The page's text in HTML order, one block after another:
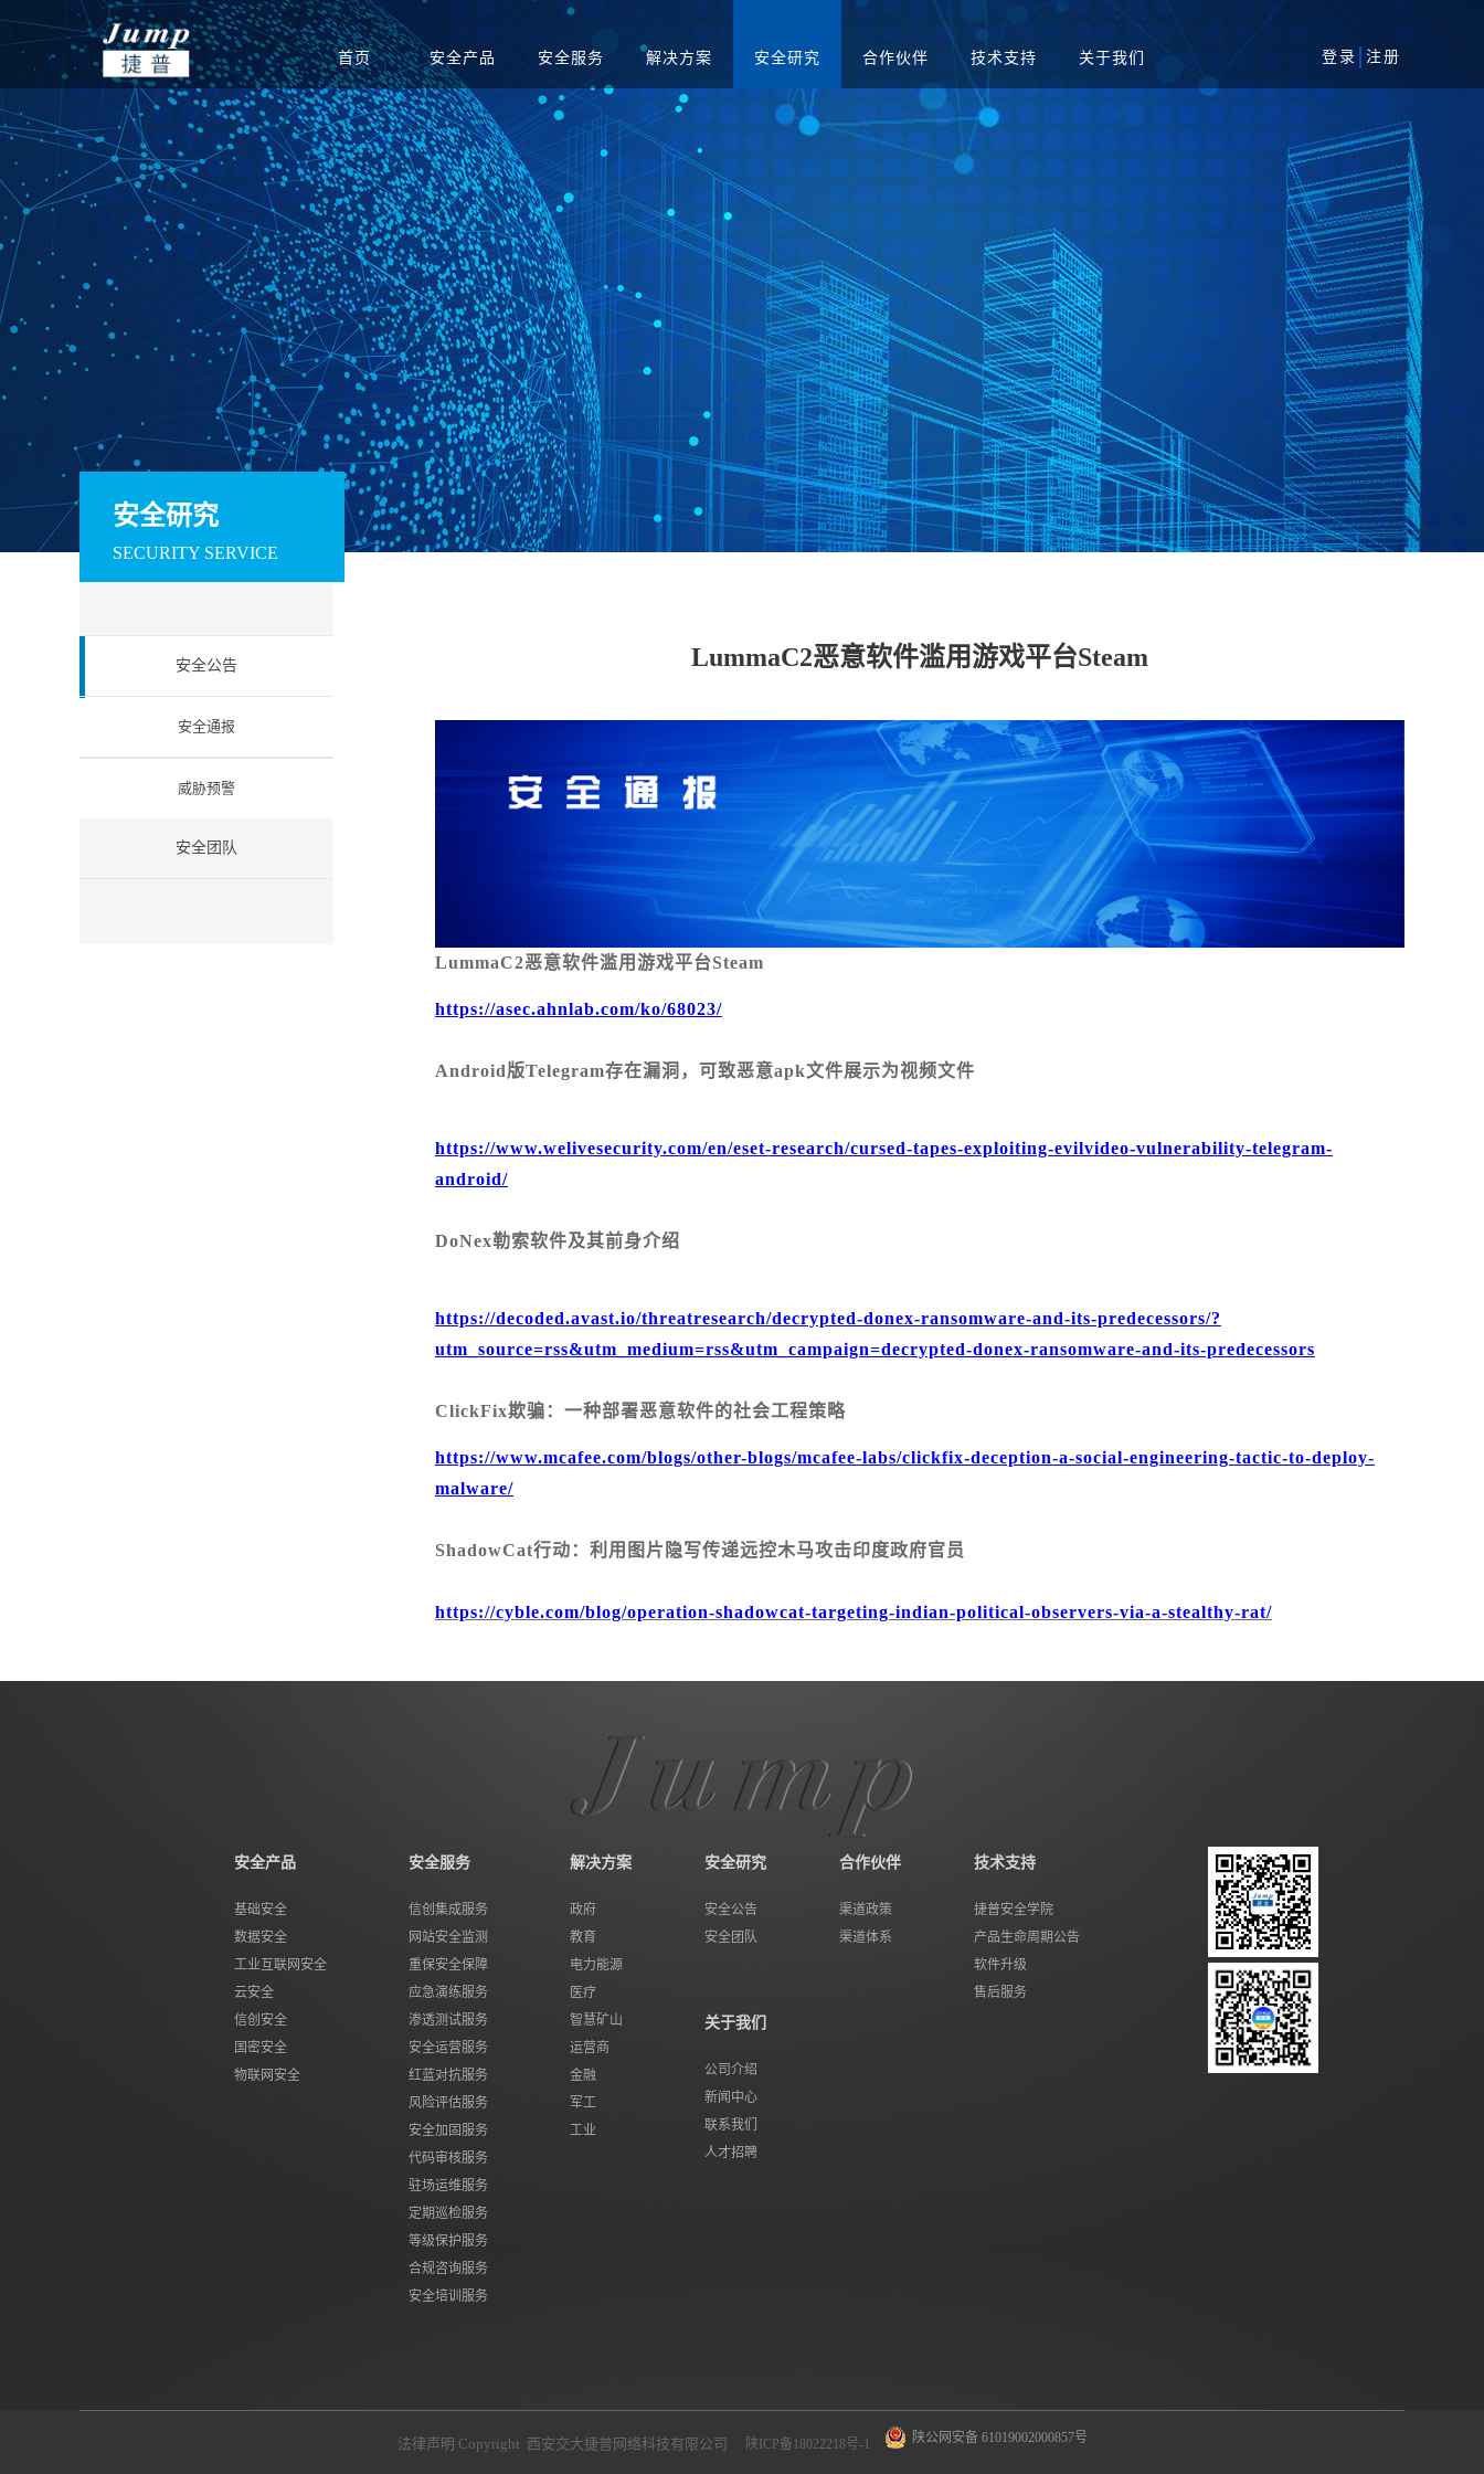
登录 注册
首页 安全产品
基础安全
运营安全
安全态势分析与协同
指挥平台
安全态势分析与管理
平台
信息安全集中管理系
统
日志审计平台 配置核查系统 资产攻击面管理平台
边界安全
防火墙 SD-WAN 双向/单向/视频网闸 入侵防御系统 病毒威胁防护系统 抗拒绝服务系统
安全检测
入侵检测系统 高级威胁监测系统 病毒威胁预警系统 信息审计
应用安全
上网行为审计系统 应用交付系统 WEB应用防火墙 网页防篡改 服务器群组防护系统 WEB漏扫系统 蜜罐系统
终端威胁防御（防病
毒）系统
网络安全准入系统 主机监控与审计系统
电子文档打印与刻录
存储介质消除系统
安全教育
训系统
网络空间安全对抗竞
网络空间安全综合靶
场系统
数据安全
安全运维管理系统
数据库审计与风险
工业互联网安全
工控主机安全卫士 工控安全评估系统
工控安全运维管理
工控日志收集与分
备
云 IPS/IDS 云堡垒机 云日志审计 云数据库审计 云杀毒 云漏扫
IDS（信创版）
WEB应用防火墙系
安全运维管理系统
（信创版）
数据库审计系统
（信创版）
网络综合审计系统
打印刻录安全监控
与审计系统（信创
版）
服务器审计系统
（信创版）
主机文件监测系统
（信创版）
终端安全登录系统
（信创版）
存储介质消除系统
安全服务
信创集成服务 网站安全监测 重保安全保障 应急演练服务 渗透测试服务 安全运营服务 红蓝对抗服务
驻场运维服务 定期巡检服务 等级保护服务 合规咨询服务 安全培训服务
解决方案
政府 教育 电力能源 医疗 智慧矿山 运营商 金融
安全研究
安全公告
安全通报
威胁预警
安全团队
合作伙伴
渠道政策 渠道体系
技术支持
捷普安全学院 产品生命周期公告 软件升级 售后服务
关于我们
公司介绍
创新团队
创新实力
新闻中心
公司新闻
签约新闻
联系我们
集团总部
分支机构
人才招聘
社会招聘
校园招聘
安全研究
SECURITY SERVICE
安全公告
安全通报
威胁预警
安全团队
LummaC2恶意软件滥用游戏平台Steam
LummaC2恶意软件滥用游戏平台Steam
https://asec.ahnlab.com/ko/68023/
Android版Telegram存在漏洞，可致恶意apk文件展示为视频文件
https://www.welivesecurity.com/en/eset-research/cursed-tapes-exploiting-evilvideo-vulnerability-telegram-
android/
DoNex勒索软件及其前身介绍
https://decoded.avast.io/threatresearch/decrypted-donex-ransomware-and-its-predecessors/?
utm_source=rss&utm_medium=rss&utm_campaign=decrypted-donex-ransomware-and-its-predecessors
ClickFix欺骗：一种部署恶意软件的社会工程策略
https://www.mcafee.com/blogs/other-blogs/mcafee-labs/clickfix-deception-a-social-engineering-tactic-to-deploy-
malware/
ShadowCat行动：利用图片隐写传递远控木马攻击印度政府官员
https://cyble.com/blog/operation-shadowcat-targeting-indian-political-observers-via-a-stealthy-rat/
安全产品
基础安全
数据安全
工业互联网安全
云安全
信创安全
国密安全
物联网安全
安全服务
信创集成服务
网站安全监测
重保安全保障
应急演练服务
渗透测试服务
安全运营服务
红蓝对抗服务
风险评估服务
安全加固服务
代码审核服务
驻场运维服务
定期巡检服务
等级保护服务
合规咨询服务
安全培训服务
解决方案
政府
教育
电力能源
医疗
智慧矿山
运营商
金融
军工
工业
安全研究
安全公告
安全团队
合作伙伴
渠道政策
渠道体系
技术支持
捷普安全学院
产品生命周期公告
软件升级
售后服务
关于我们
公司介绍
新闻中心
联系我们
人才招聘
法律声明 Copyright 西安交大捷普网络科技有限公司 陕ICP备18022218号-1 陕公网安备 61019002000857号